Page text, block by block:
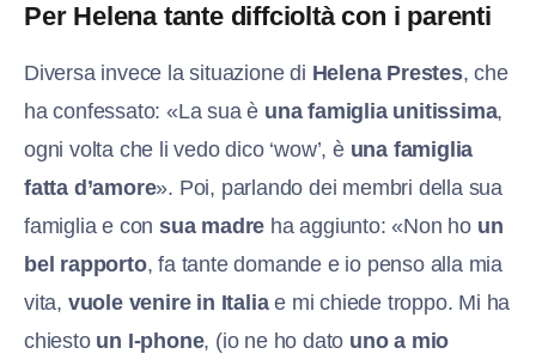
Per Helena tante diffcioltà con i parenti
Diversa invece la situazione di Helena Prestes, che
ha confessato: «La sua è una famiglia unitissima,
ogni volta che li vedo dico ‘wow’, è una famiglia
fatta d’amore». Poi, parlando dei membri della sua
famiglia e consua madre ha aggiunto: «Non ho un
bel rapporto, fa tante domande e io penso alla mia
vita, vuole venire in Italiae mi chiede troppo. Mi ha
chiesto un I-phone, (io ne ho dato uno a mio